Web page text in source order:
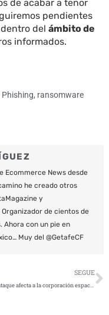
de acabar a tenor
pendientes
dentro delámbito de
informados.
Phishing, ransomware
Ecommerce News desde
he creado otros
y
de cientos de
Ahora con un pie en
Muy del @GetafeCF
SEGUE
Un ciberataque afecta a la corporación espacial rusa Roscosmos